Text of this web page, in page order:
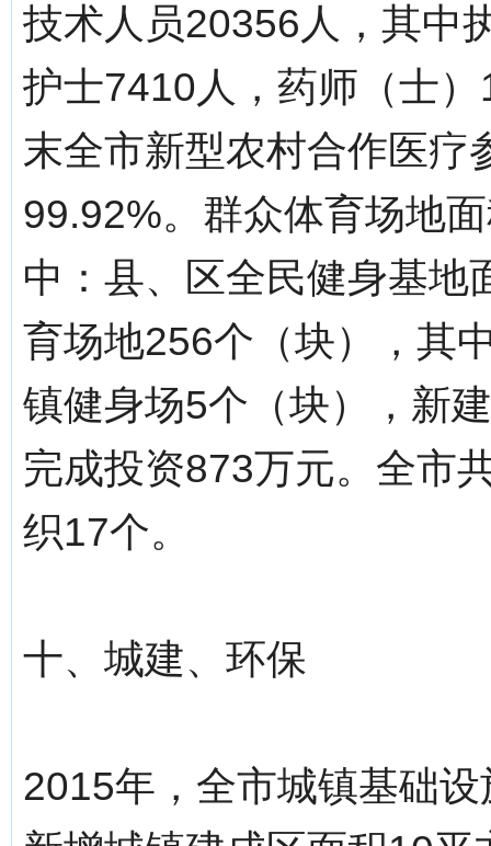
技术人员20356人，其中
护士7410人，药师（士
末全市新型农村合作医疗
99.92%。群众体育场地
中：县、区全民健身基地
育场地256个（块），其
镇健身场5个（块），新
完成投资873万元。全市
织17个。
十、城建、环保
2015年，全市城镇基础